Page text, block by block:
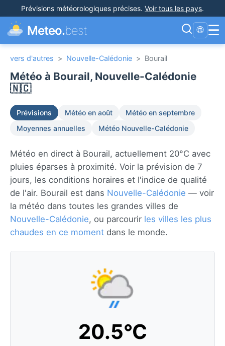
Prévisions météorologiques précises. Voir tous les pays.
Meteo.best 🌐 ☰
vers d'autres > Nouvelle-Calédonie > Bourail
Météo à Bourail, Nouvelle-Calédonie
🇳🇨
Prévisions Météo en août
Météo en septembre
Moyennes annuelles
Météo Nouvelle-Calédonie
Météo en direct à Bourail, actuellement 20°C avec
pluies éparses à proximité. Voir la prévision de 7
jours, les conditions horaires et l'indice de qualité
de l'air. Bourail est dans Nouvelle-Calédonie — voir
la météo dans toutes les grandes villes de
Nouvelle-Calédonie, ou parcourir les villes les plus
chaudes en ce moment dans le monde.
20.5°C